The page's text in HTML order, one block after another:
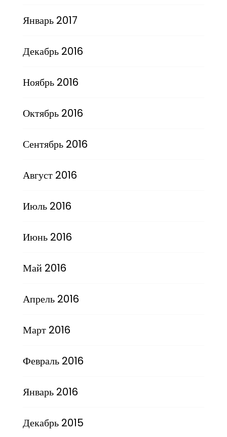
Январь 2017
Декабрь 2016
Ноябрь 2016
Октябрь 2016
Сентябрь 2016
Август 2016
Июль 2016
Июнь 2016
Май 2016
Апрель 2016
Март 2016
Февраль 2016
Январь 2016
Декабрь 2015